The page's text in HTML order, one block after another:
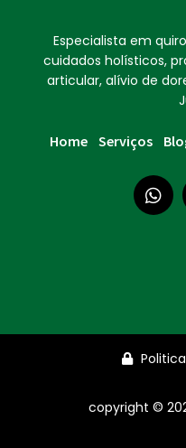
Especialista em
cuidados holísticos,
articular, alívio de
Home Serviços
copyright ©